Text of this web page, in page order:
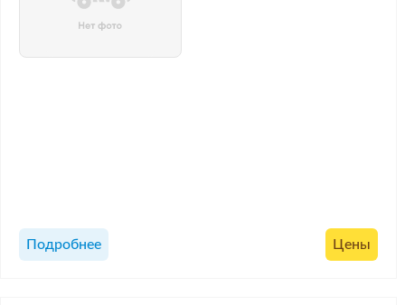
Подробнее Цены